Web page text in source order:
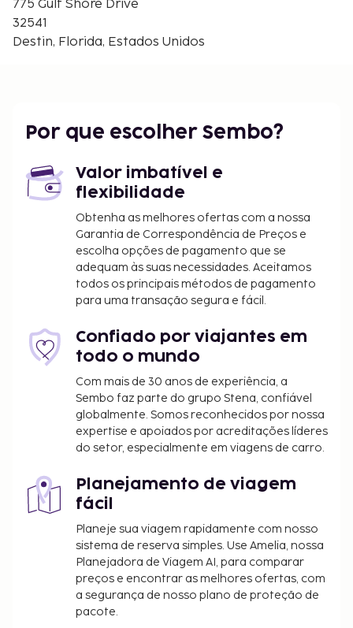
Indian Temple Mound and Museum - 3,7 km/2,3 mi
O aeroporto principal mais próximo é o de Fort
nas imediações.
As crianças não pagam quando dormem no
existentes.
Disponibilização de opções de pagamento sem
numerário em todas as transações.
775 Gulf Shore Drive
32541
Destin, Florida, Estados Unidos
Por que escolher Sembo?
Valor imbatível e
flexibilidade
Obtenha as melhores ofertas com a nossa
Garantia de Correspondência de Preços e
escolha opções de pagamento que se
adequam às suas necessidades. Aceitamos
todos os principais métodos de pagamento
para uma transação segura e fácil.
Confiado por viajantes em
todo o mundo
Com mais de 30 anos de experiência, a
Sembo faz parte do grupo Stena, confiável
globalmente. Somos reconhecidos por nossa
expertise e apoiados por acreditações líderes
do setor, especialmente em viagens de carro.
Planejamento de viagem
fácil
Planeje sua viagem rapidamente com nosso
sistema de reserva simples. Use Amelia, nossa
Planejadora de Viagem AI, para comparar
preços e encontrar as melhores ofertas, com
a segurança de nosso plano de proteção de
pacote.